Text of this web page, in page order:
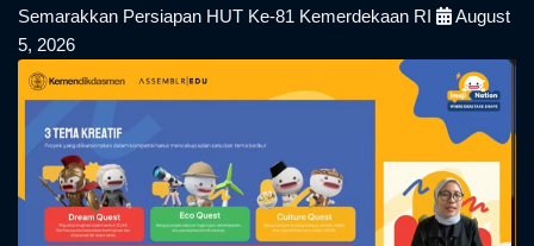
Semarakkan Persiapan HUT Ke-81 Kemerdekaan RI
August
5, 2026